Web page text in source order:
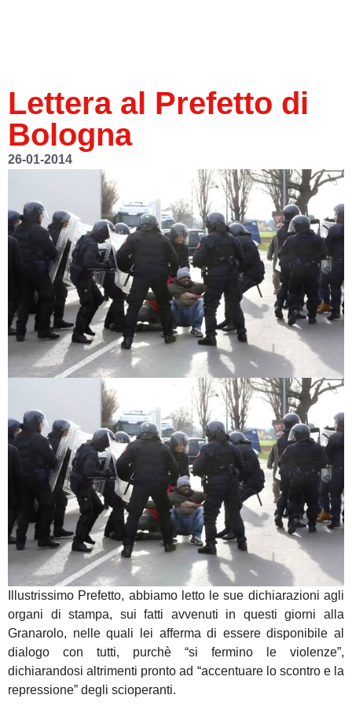
Lettera al Prefetto di
Bologna
26-01-2014
Illustrissimo Prefetto, abbiamo letto le sue dichiarazioni agli
organi di stampa, sui fatti avvenuti in questi giorni alla
Granarolo, nelle quali lei afferma di essere disponibile al
dialogo con tutti, purchè “si fermino le violenze”,
dichiarandosi altrimenti pronto ad “accentuare lo scontro e la
repressione” degli scioperanti.